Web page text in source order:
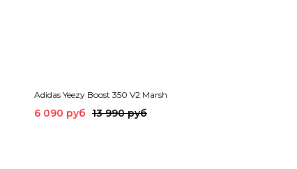
Adidas Yeezy Boost 350 V2 Marsh
6 090 руб 13 990 руб